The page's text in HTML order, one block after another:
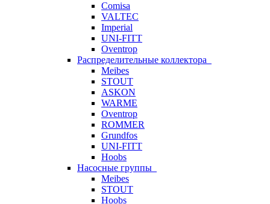
Comisa
VALTEC
Imperial
UNI-FITT
Oventrop
Распределительные коллектора
Meibes
STOUT
ASKON
WARME
Oventrop
ROMMER
Grundfos
UNI-FITT
Hoobs
Насосные группы
Meibes
STOUT
Hoobs